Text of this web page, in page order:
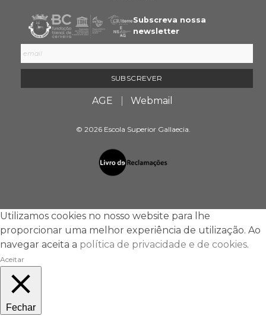
Subscreva nossa
newsletter
AGE Webmail
© 2026 Escola Superior Gallaecia.
Utilizamos cookies no nosso website para lhe
proporcionar uma melhor experiência de utilização. Ao
navegar aceita a política de privacidade e de cookies.
Aceitar
Fechar